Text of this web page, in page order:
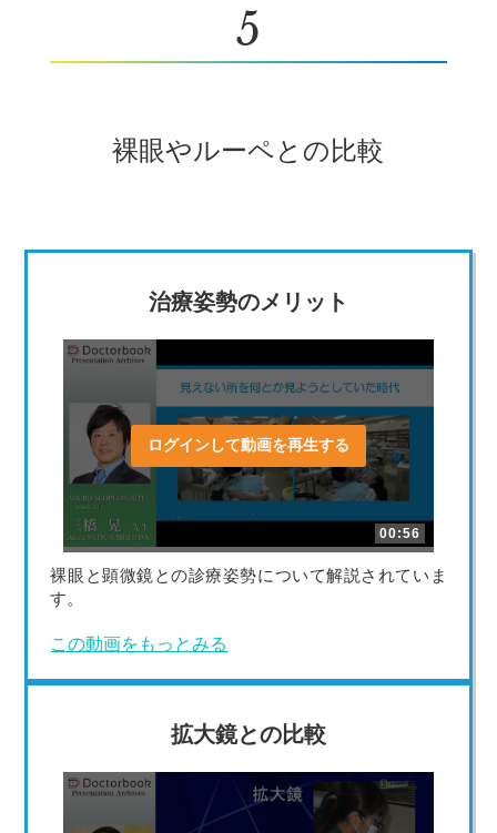
5
裸眼やルーペとの比較
治療姿勢のメリット
ログインして動画を再生する
00:56
裸眼と顕微鏡との診療姿勢について解説されていま
す。
この動画をもっとみる
拡大鏡との比較